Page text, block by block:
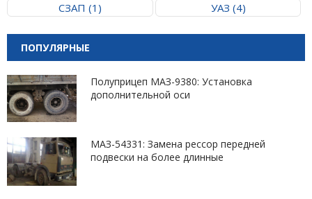
СЗАП (1)
УАЗ (4)
ПОПУЛЯРНЫЕ
Полуприцеп МАЗ-9380: Установка
дополнительной оси
МАЗ-54331: Замена рессор передней
подвески на более длинные